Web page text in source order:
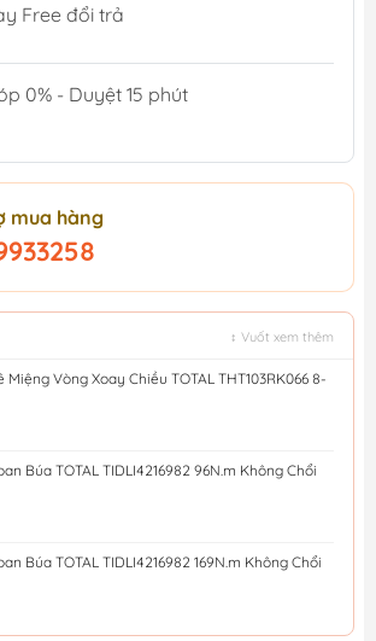
Free đổi trả
0% - Duyệt 15 phút
mua hàng
↕ Vuốt xem thêm
Miệng Vòng Xoay Chiều TOTAL THT103RK066 8-
Búa TOTAL TIDLI4216982 96N.m Không Chổi
Búa TOTAL TIDLI4216982 169N.m Không Chổi